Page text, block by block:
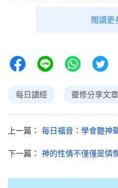
私的，不管做什麽事想的
撒但性情，是在欺騙神、抵
不可能蒙神稱許進入神的
需要向我們提出要求，希
雜、交易，不憑着自私卑鄙
理、背叛肉體的心志，從
閲讀更
每日讀經 靈修分享文章
上一篇： 每日福音：學會聽
下一篇： 神的性情不僅僅是憐